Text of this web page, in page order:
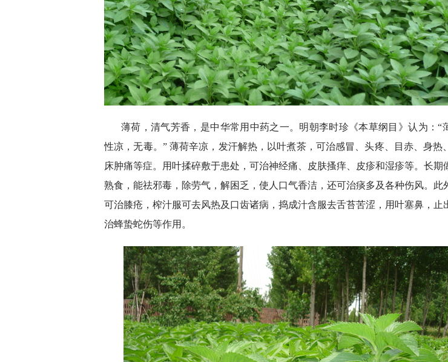
薄荷，清气芳香，是中华常用中药之一。明朝李时珍《本草纲目》认为：“
性凉，无毒。” 薄荷辛凉，发汗解热，以叶煮茶，可治感冒、头疼、目赤、身热
床肿痛等症。用叶揉碎敷于患处，可治神经痛、皮肤搔痒、皮疹和湿疹等。长期
熟食，能祛邪毒，除劳气，解困乏，使人口气香洁，还可治痰多及各种伤风。此
可治膝疮，榨汁服可去风热及口齿诸病，捣成汁含服去舌苔苦涩，用叶塞鼻，止
治蜂蛰蛇伤等作用。